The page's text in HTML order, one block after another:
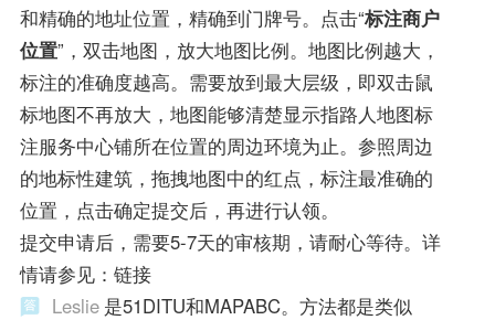
和精确的地址位置，精确到门牌号。点击“标注商户
位置”，双击地图，放大地图比例。地图比例越大，
标注的准确度越高。需要放到最大层级，即双击鼠
标地图不再放大，地图能够清楚显示指路人地图标
注服务中心铺所在位置的周边环境为止。参照周边
的地标性建筑，拖拽地图中的红点，标注最准确的
位置，点击确定提交后，再进行认领。
提交申请后，需要5-7天的审核期，请耐心等待。详
情请参见：链接
Leslie 是51DITU和MAPABC。方法都是类似